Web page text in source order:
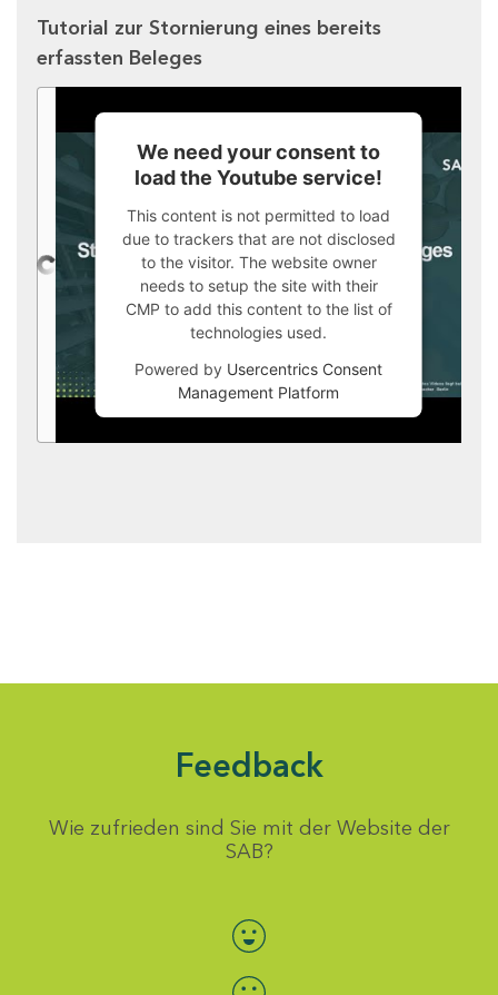
Tutorial zur Stornierung eines bereits
erfassten Beleges
We need your consent to
load the Youtube service!
This content is not permitted to load
due to trackers that are not disclosed
to the visitor. The website owner
needs to setup the site with their
CMP to add this content to the list of
technologies used.
Powered by Usercentrics Consent
Management Platform
Feedback
Wie zufrieden sind Sie mit der Website der
SAB?
Bewertung auswählen